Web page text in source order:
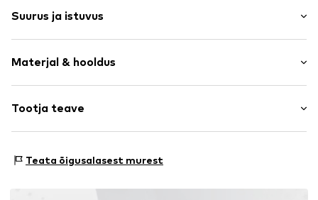
V-kaelus
Tikand
Kootud soonik
Toote nr.
Suurus ja istuvus
Pikkus: Tavaline lõige
Istuvus: Normaalne tegumood
Suuruste tabel
Materjal & hooldus
Materjal: 80% Viskoos, 20% Polüamiid (Nylon®)
Käsipesu
Tootja teave
75001 PARIS
Teata õigusalasest murest